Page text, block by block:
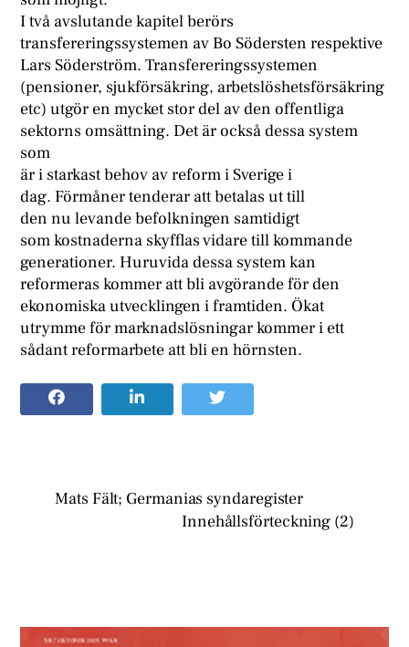
I två avslutande kapitel berörs
transfereringssystemen av Bo Södersten respektive
Lars Söderström. Transfereringssystemen
(pensioner, sjukförsäkring, arbetslöshetsförsäkring
etc) utgör en mycket stor del av den offentliga
sektorns omsättning. Det är också dessa system
som
är i starkast behov av reform i Sverige i
dag. Förmåner tenderar att betalas ut till
den nu levande befolkningen samtidigt
som kostnaderna skyfflas vidare till kommande
generationer. Huruvida dessa system kan
reformeras kommer att bli avgörande för den
ekonomiska utvecklingen i framtiden. Ökat
utrymme för marknadslösningar kommer i ett
sådant reformarbete att bli en hörnsten.
Mats Fält; Germanias syndaregister
Innehållsförteckning (2)